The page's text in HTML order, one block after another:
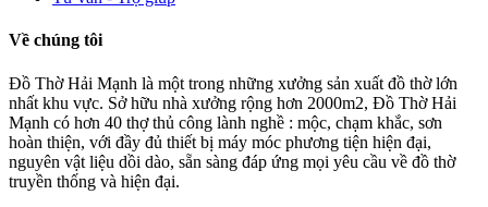
Về chúng tôi
Đồ Thờ Hải Mạnh là một trong những xưởng sản xuất đồ thờ lớn
nhất khu vực. Sở hữu nhà xưởng rộng hơn 2000m2, Đồ Thờ Hải
Mạnh có hơn 40 thợ thủ công lành nghề : mộc, chạm khắc, sơn
hoàn thiện, với đầy đủ thiết bị máy móc phương tiện hiện đại,
nguyên vật liệu dồi dào, sẵn sàng đáp ứng mọi yêu cầu về đồ thờ
truyền thống và hiện đại.